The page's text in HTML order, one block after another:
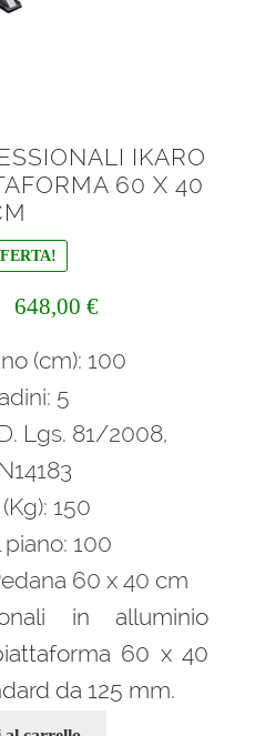
IKARO
60 X 40
originale
982,00 €.
648,00 €Il
attuale
(cm): 100
5
Lgs. 81/2008,
150
100
60 x 40 cm
in alluminio
60 x 40
da 125 mm.